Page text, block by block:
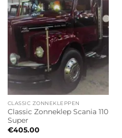
CLASSIC ZONNEKLEPPEN
Classic Zonneklep Scania 110
Super
€405.00